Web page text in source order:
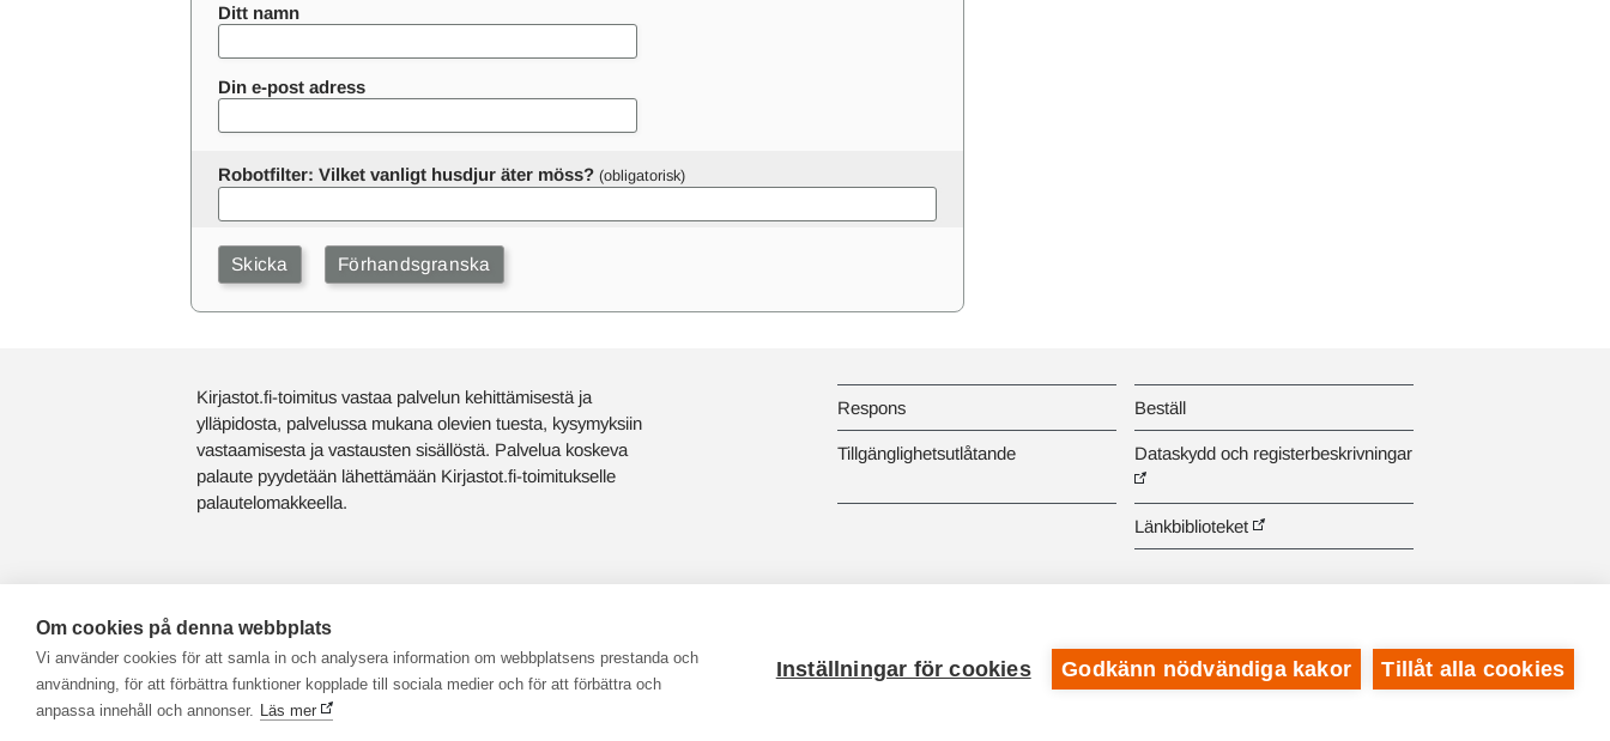
Ditt namn
Din e-post adress
Robotfilter: Vilket vanligt husdjur äter möss?
Kirjastot.fi-toimitus vastaa palvelun kehittämisestä ja
ylläpidosta, palvelussa mukana olevien tuesta, kysymyksiin
vastaamisesta ja vastausten sisällöstä. Palvelua koskeva
palaute pyydetään lähettämään Kirjastot.fi-toimitukselle
palautelomakkeella.
Respons Beställ
Tillgänglighetsutlåtande Dataskydd och registerbeskrivningar
Länkbiblioteket
Om cookies på denna webbplats
Vi använder cookies för att samla in och analysera information om webbplatsens prestanda och
användning, för att förbättra funktioner kopplade till sociala medier och för att förbättra och
anpassa innehåll och annonser. Läs mer
Inställningar för cookies Godkänn nödvändiga kakor Tillåt alla cookies